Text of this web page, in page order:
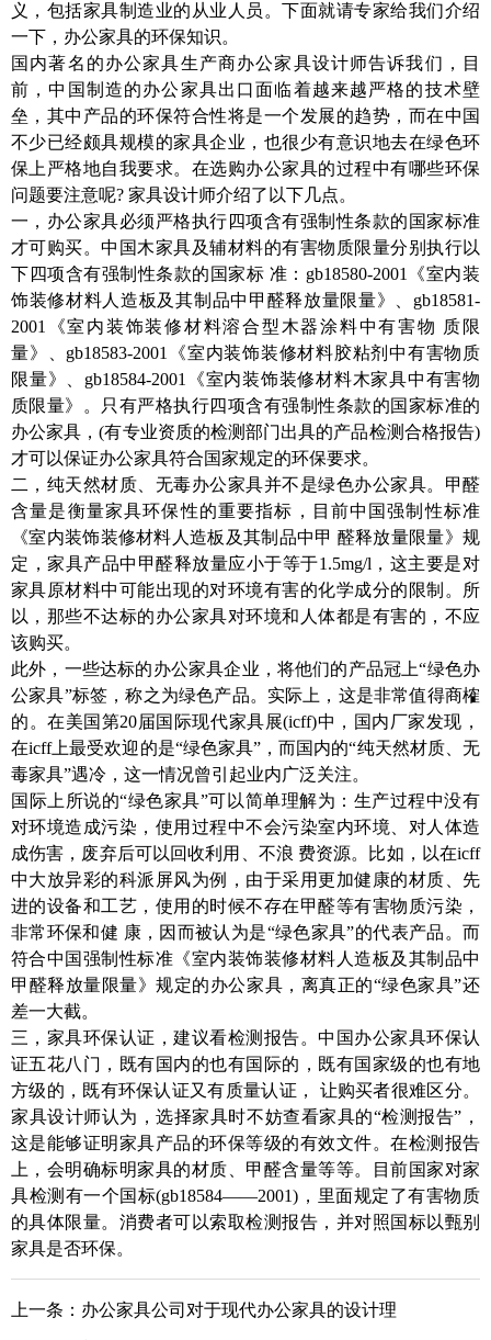
义，包括家具制造业的从业人员。下面就请专家给我们介绍
一下，办公家具的环保知识。
国内著名的办公家具生产商办公家具设计师告诉我们，目
前，中国制造的办公家具出口面临着越来越严格的技术壁
垒，其中产品的环保符合性将是一个发展的趋势，而在中国
不少已经颇具规模的家具企业，也很少有意识地去在绿色环
保上严格地自我要求。在选购办公家具的过程中有哪些环保
问题要注意呢? 家具设计师介绍了以下几点。
一，办公家具必须严格执行四项含有强制性条款的国家标准
才可购买。中国木家具及辅材料的有害物质限量分别执行以
下四项含有强制性条款的国家标 准：gb18580-2001《室内装
饰装修材料人造板及其制品中甲醛释放量限量》、gb18581-
2001《室内装饰装修材料溶合型木器涂料中有害物 质限
量》、gb18583-2001《室内装饰装修材料胶粘剂中有害物质
限量》、gb18584-2001《室内装饰装修材料木家具中有害物
质限量》。只有严格执行四项含有强制性条款的国家标准的
办公家具，(有专业资质的检测部门出具的产品检测合格报告)
才可以保证办公家具符合国家规定的环保要求。
二，纯天然材质、无毒办公家具并不是绿色办公家具。甲醛
含量是衡量家具环保性的重要指标，目前中国强制性标准
《室内装饰装修材料人造板及其制品中甲 醛释放量限量》规
定，家具产品中甲醛释放量应小于等于1.5mg/l，这主要是对
家具原材料中可能出现的对环境有害的化学成分的限制。所
以，那些不达标的办公家具对环境和人体都是有害的，不应
该购买。
此外，一些达标的办公家具企业，将他们的产品冠上“绿色办
公家具”标签，称之为绿色产品。实际上，这是非常值得商榷
的。在美国第20届国际现代家具展(icff)中，国内厂家发现，
在icff上最受欢迎的是“绿色家具”，而国内的“纯天然材质、无
毒家具”遇冷，这一情况曾引起业内广泛关注。
国际上所说的“绿色家具”可以简单理解为：生产过程中没有
对环境造成污染，使用过程中不会污染室内环境、对人体造
成伤害，废弃后可以回收利用、不浪 费资源。比如，以在icff
中大放异彩的科派屏风为例，由于采用更加健康的材质、先
进的设备和工艺，使用的时候不存在甲醛等有害物质污染，
非常环保和健 康，因而被认为是“绿色家具”的代表产品。而
符合中国强制性标准《室内装饰装修材料人造板及其制品中
甲醛释放量限量》规定的办公家具，离真正的“绿色家具”还
差一大截。
三，家具环保认证，建议看检测报告。中国办公家具环保认
证五花八门，既有国内的也有国际的，既有国家级的也有地
方级的，既有环保认证又有质量认证， 让购买者很难区分。
家具设计师认为，选择家具时不妨查看家具的“检测报告”，
这是能够证明家具产品的环保等级的有效文件。在检测报告
上，会明确标明家具的材质、甲醛含量等等。目前国家对家
具检测有一个国标(gb18584——2001)，里面规定了有害物质
的具体限量。消费者可以索取检测报告，并对照国标以甄别
家具是否环保。
上一条： 办公家具公司对于现代办公家具的设计理